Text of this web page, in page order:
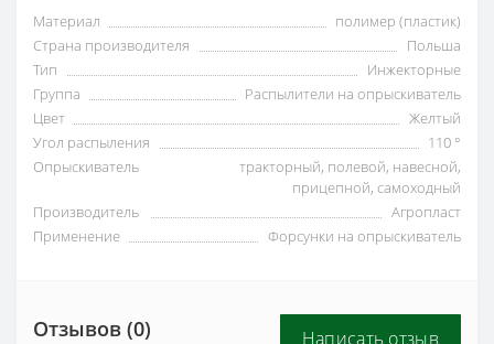
Материал
полимер (пластик)
Страна производителя
Польша
Тип
Инжекторные
Группа
Распылители на опрыскиватель
Цвет
Желтый
Угол распыления
110 °
Опрыскиватель
тракторный, полевой, навесной,
прицепной, самоходный
Производитель
Агропласт
Применение
Форсунки на опрыскиватель
Отзывов (0) Написать отзыв